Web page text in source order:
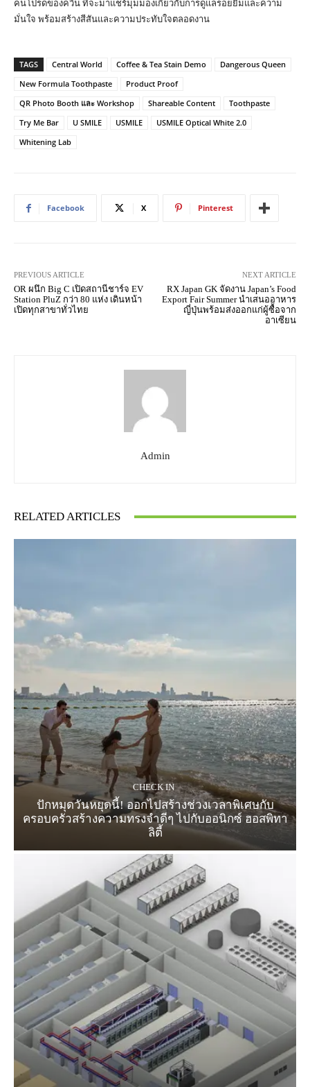
คนโปรดของควีน ที่จะมาแชร์มุมมองเกี่ยวกับการดูแลรอยยิ้มและความ
มั่นใจ พร้อมสร้างสีสันและความประทับใจตลอดงาน
TAGS Central World Coffee & Tea Stain Demo
Dangerous Queen
New Formula Toothpaste
Product Proof
QR Photo Booth และ Workshop
Shareable Content
Toothpaste
Try Me Bar
U SMILE USMILE
USMILE Optical White 2.0
Whitening Lab
Facebook X Pinterest
PREVIOUS ARTICLE
OR ผนึก Big C เปิดสถานีชาร์จ EV
Station PluZ กว่า 80 แห่ง เดินหน้า
เปิดทุกสาขาทั่วไทย
NEXT ARTICLE
RX Japan GK จัดงาน Japan’s Food
Export Fair Summer นำเสนออาหาร
ญี่ปุ่นพร้อมส่งออกแก่ผู้ซื้อจาก
อาเซียน
Admin
RELATED ARTICLES
CHECK IN
ปักหมุดวันหยุดนี้! ออกไปสร้างช่วงเวลาพิเศษกับ
ครอบครัวสร้างความทรงจำดีๆ ไปกับออนิกซ์ ฮอสพิทา
ลิตี้